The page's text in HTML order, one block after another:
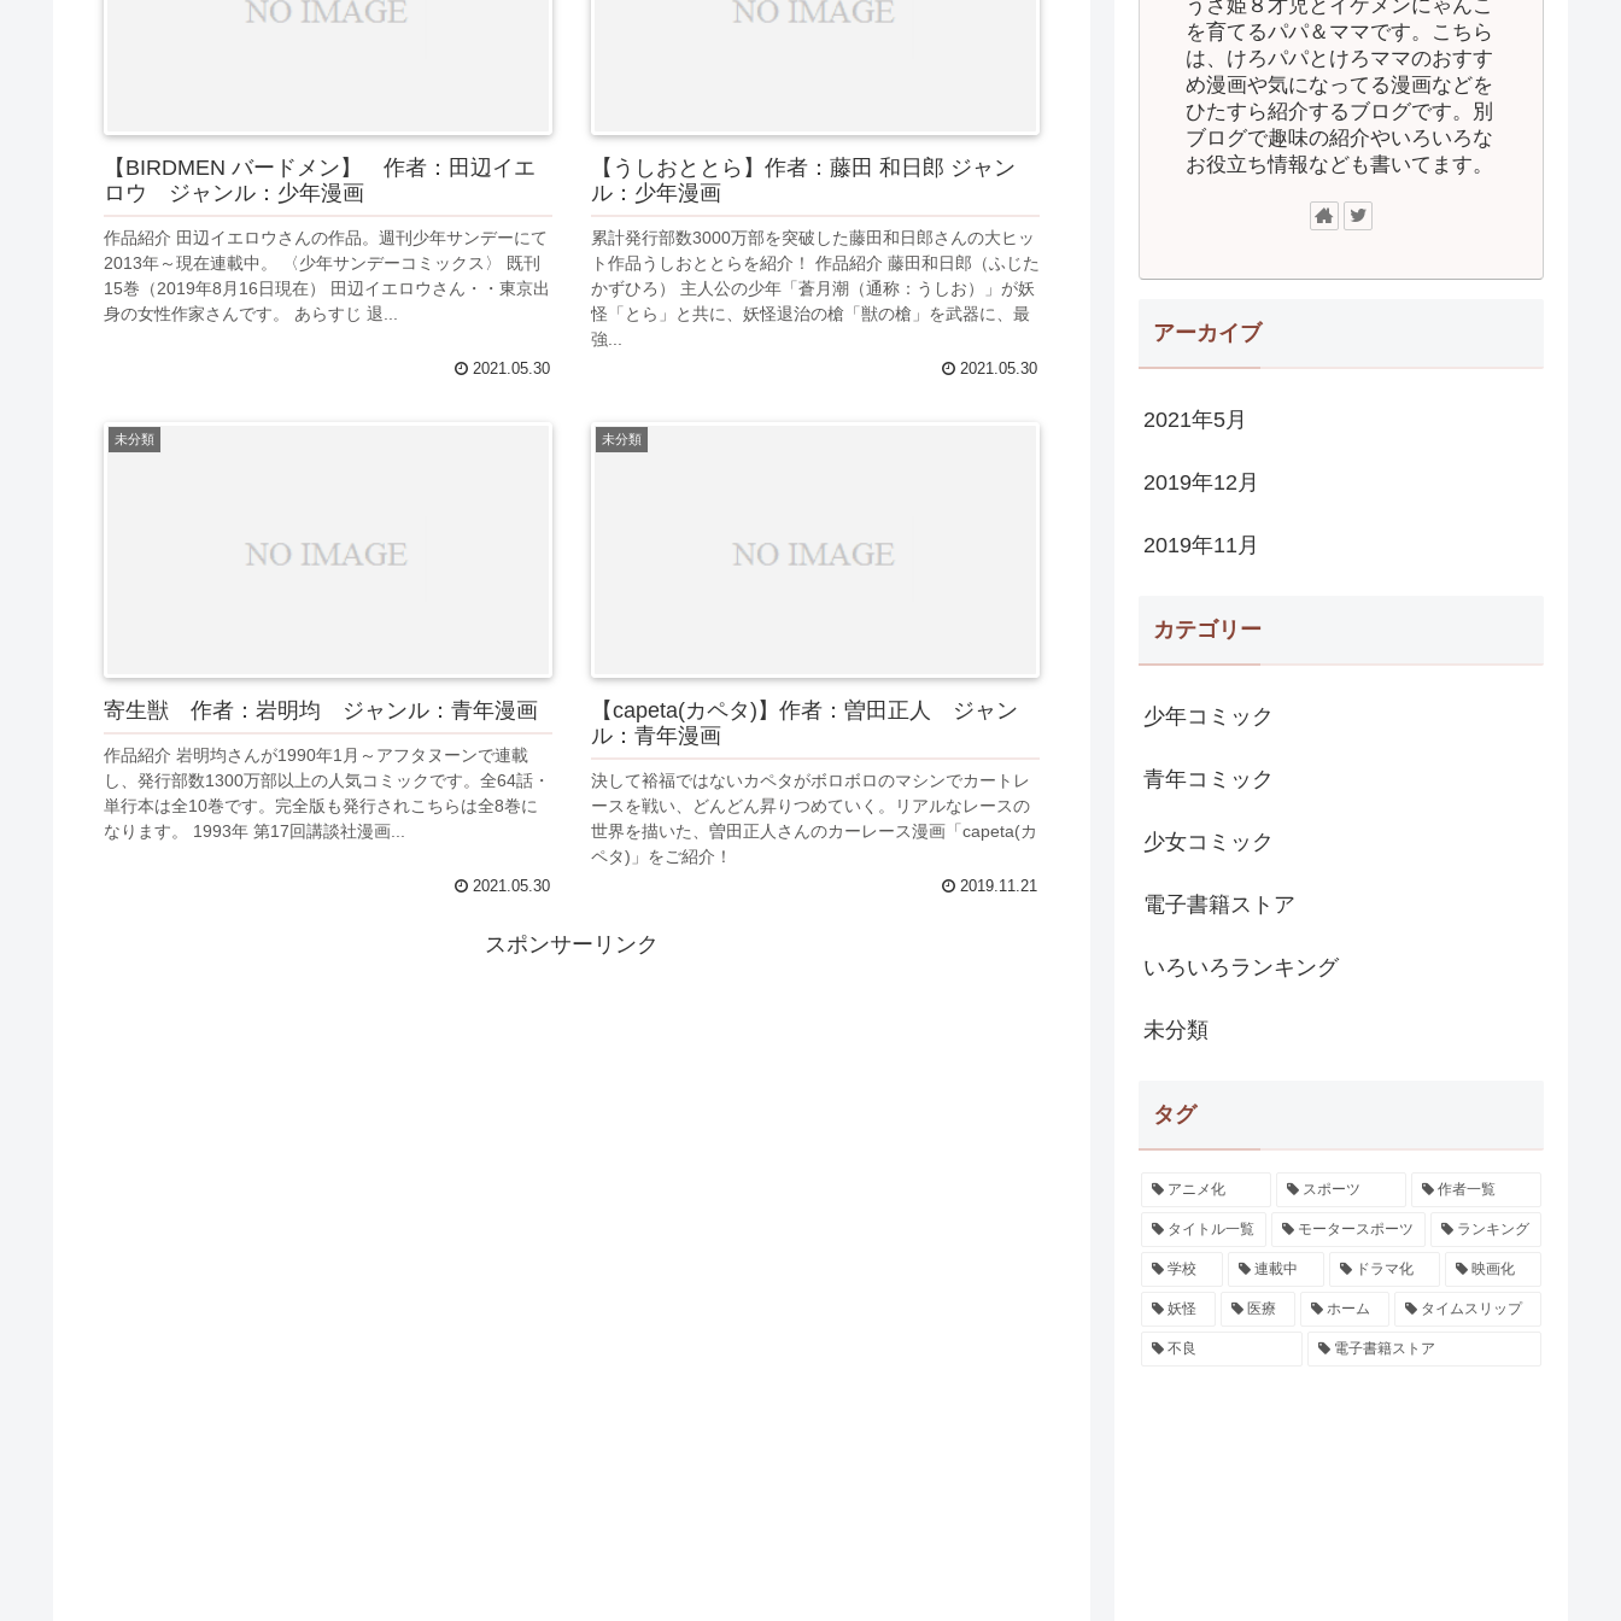
【BIRDMEN バードメン】 作者：田辺イエ
ロウ ジャンル：少年漫画
作品紹介 田辺イエロウさんの作品。週刊少年サンデーにて
2013年～現在連載中。 〈少年サンデーコミックス〉 既刊
15巻（2019年8月16日現在） 田辺イエロウさん・・東京出
身の女性作家さんです。 あらすじ 退...
2021.05.30
【うしおととら】作者：藤田 和日郎 ジャン
ル：少年漫画
累計発行部数3000万部を突破した藤田和日郎さんの大ヒッ
ト作品うしおととらを紹介！ 作品紹介 藤田和日郎（ふじた
かずひろ） 主人公の少年「蒼月潮（通称：うしお）」が妖
怪「とら」と共に、妖怪退治の槍「獣の槍」を武器に、最
強...
2021.05.30
未分類
寄生獣 作者：岩明均 ジャンル：青年漫画
作品紹介 岩明均さんが1990年1月～アフタヌーンで連載
し、発行部数1300万部以上の人気コミックです。全64話・
単行本は全10巻です。完全版も発行されこちらは全8巻に
なります。 1993年 第17回講談社漫画...
2021.05.30
未分類
【capeta(カペタ)】作者：曽田正人 ジャン
ル：青年漫画
決して裕福ではないカペタがボロボロのマシンでカートレ
ースを戦い、どんどん昇りつめていく。リアルなレースの
世界を描いた、曽田正人さんのカーレース漫画「capeta(カ
ペタ)」をご紹介！
2019.11.21
スポンサーリンク
うさ姫８才児とイケメンにゃんこ
を育てるパパ＆ママです。こちら
は、けろパパとけろママのおすす
め漫画や気になってる漫画などを
ひたすら紹介するブログです。別
ブログで趣味の紹介やいろいろな
お役立ち情報なども書いてます。
アーカイブ
2021年5月
2019年12月
2019年11月
カテゴリー
少年コミック
青年コミック
少女コミック
電子書籍ストア
いろいろランキング
未分類
タグ
アニメ化 スポーツ 作者一覧
タイトル一覧 モータースポーツ ランキング
学校 連載中 ドラマ化 映画化
妖怪 医療 ホーム タイムスリップ
不良 電子書籍ストア